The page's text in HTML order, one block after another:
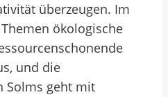
überzeugen. Im
ökologische
und die
Solms geht mit